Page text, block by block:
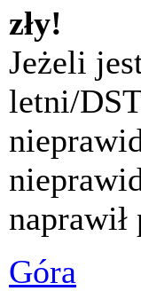
zły!
Jeżeli
letni/
naprawił
Góra